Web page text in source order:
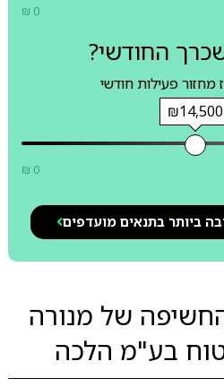
₪ 0
החודשי?
פעילות חודשי
₪14,500
₪ 0
ביותר בתנאים מועדפים
של מנורה
בע"מ הלכה